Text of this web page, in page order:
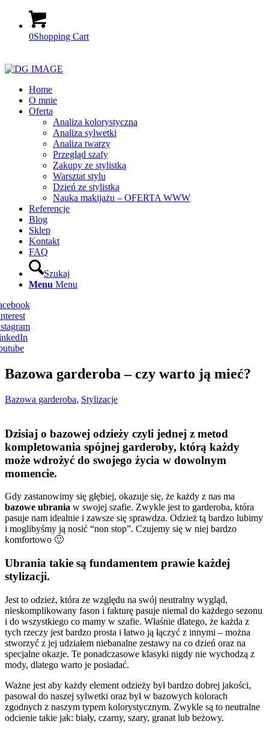
0Shopping Cart
Home
O mnie
Oferta
Analiza kolorystyczna
Analiza sylwetki
Analiza twarzy
Przegląd szafy
Zakupy ze stylistką
Warsztat stylu
Dzień ze stylistką
Nauka makijażu – OFERTA WWW
Referencje
Blog
Sklep
Kontakt
FAQ
Szukaj
Menu Menu
Bazowa garderoba – czy warto ją mieć?
Bazowa garderoba, Stylizacje
Dzisiaj o bazowej odzieży czyli jednej z metod
kompletowania spójnej garderoby, którą każdy
może wdrożyć do swojego życia w dowolnym
momencie.
Gdy zastanowimy się głębiej, okazuje się, że każdy z nas ma
bazowe ubrania w swojej szafie. Zwykle jest to garderoba, która
pasuje nam idealnie i zawsze się sprawdza. Odzież tą bardzo lubimy
i moglibyśmy ją nosić “non stop”. Czujemy się w niej bardzo
komfortowo 🙂
Ubrania takie są fundamentem prawie każdej
stylizacji.
Jest to odzież, która ze względu na swój neutralny wygląd,
nieskomplikowany fason i fakturę pasuje niemal do każdego sezonu
i do wszystkiego co mamy w szafie. Właśnie dlatego, że każda z
tych rzeczy jest bardzo prosta i łatwo ją łączyć z innymi – można
stworzyć z jej udziałem niebanalne zestawy na co dzień oraz na
specjalne okazje. Te ponadczasowe klasyki nigdy nie wychodzą z
mody, dlatego warto je posiadać.
Ważne jest aby każdy element odzieży był bardzo dobrej jakości,
pasował do naszej sylwetki oraz był w bazowych kolorach
zgodnych z naszym typem kolorystycznym. Zwykle są to neutralne
odcienie takie jak: biały, czarny, szary, granat lub beżowy.